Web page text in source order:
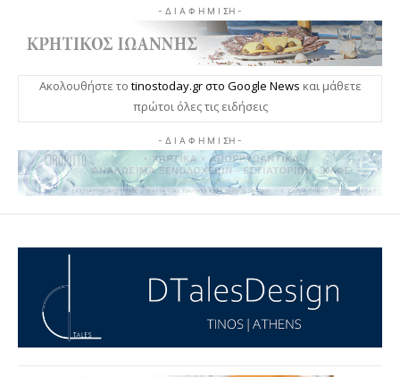
- Δ Ι Α Φ Η Μ Ι ΣΗ -
Ακολουθήστε το tinostoday.gr στο Google News και μάθετε
πρώτοι όλες τις ειδήσεις
- Δ Ι Α Φ Η Μ Ι ΣΗ -